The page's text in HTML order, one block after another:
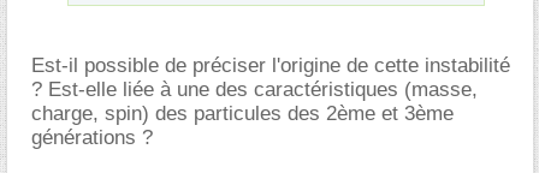
Est-il possible de préciser l'origine de cette instabilité
? Est-elle liée à une des caractéristiques (masse,
charge, spin) des particules des 2ème et 3ème
générations ?